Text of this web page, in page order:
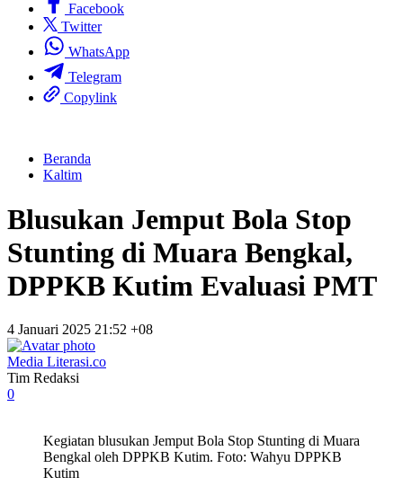
Facebook
Twitter
WhatsApp
Telegram
Copylink
Beranda
Kaltim
Blusukan Jemput Bola Stop
Stunting di Muara Bengkal,
DPPKB Kutim Evaluasi PMT
4 Januari 2025 21:52 +08
Media Literasi.co
Tim Redaksi
0
Kegiatan blusukan Jemput Bola Stop Stunting di Muara
Bengkal oleh DPPKB Kutim. Foto: Wahyu DPPKB
Kutim